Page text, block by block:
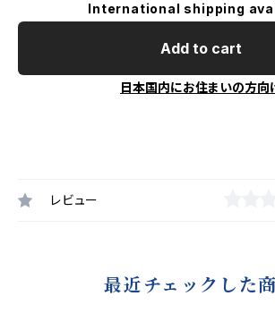
International shipping
Add to cart
日本国内にお住まいの方向
レビュー
最近チェックした